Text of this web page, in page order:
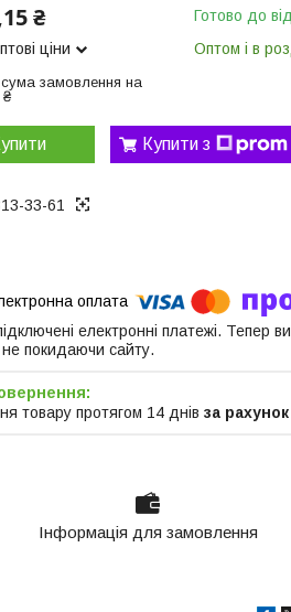
₴
ціни
замовлення на
₴
Готово до
Оптом і в
Купити з
33-61
електронні платежі. Тепер
покидаючи сайту.
товару протягом 14 днів за
Інформація для замовлення